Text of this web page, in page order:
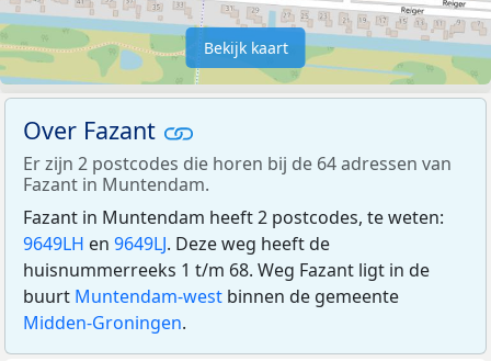
Bekijk kaart
Over Fazant
Er zijn 2 postcodes die horen bij de 64 adressen van
Fazant in Muntendam.
Fazant in Muntendam heeft 2 postcodes, te weten:
9649LH en 9649LJ. Deze weg heeft de
huisnummerreeks 1 t/m 68. Weg Fazant ligt in de
buurt Muntendam-west binnen de gemeente
Midden-Groningen.